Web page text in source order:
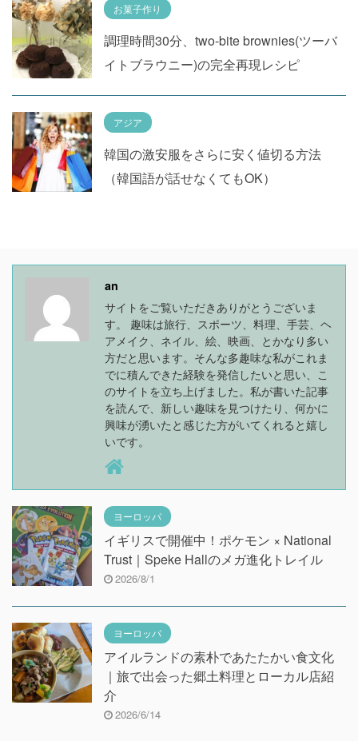
お菓子作り
調理時間30分、two-bite brownies(ツーバ
イトブラウニー)の完全再現レシピ
アジア
韓国の激安服をさらに安く値切る方法
（韓国語が話せなくてもOK）
an
サイトをご覧いただきありがとうございま
す。 趣味は旅行、スポーツ、料理、手芸、ヘ
アメイク、ネイル、絵、映画、とかなり多い
方だと思います。そんな多趣味な私がこれま
でに積んできた経験を発信したいと思い、こ
のサイトを立ち上げました。私が書いた記事
を読んで、新しい趣味を見つけたり、何かに
興味が湧いたと感じた方がいてくれると嬉し
いです。
ヨーロッパ
イギリスで開催中！ポケモン × National
Trust｜Speke Hallのメガ進化トレイル
2026/8/1
ヨーロッパ
アイルランドの素朴であたたかい食文化
｜旅で出会った郷土料理とローカル店紹
介
2026/6/14